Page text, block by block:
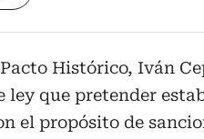
Histórico, Iván
ley que pretender
el propósito de